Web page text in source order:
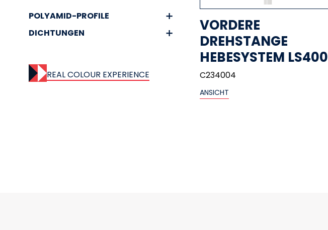
POLYAMID-PROFILE
DICHTUNGEN
REAL COLOUR EXPERIENCE
VORDERE
DREHSTANGE
HEBESYSTEM LS400
C234004
ANSICHT